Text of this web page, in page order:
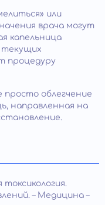
или
врача могут
капельница
текущих
процедуру
просто облегчение
направленная на
– Медицина –